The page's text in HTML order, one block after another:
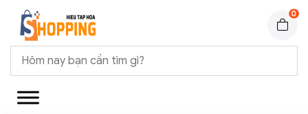
0